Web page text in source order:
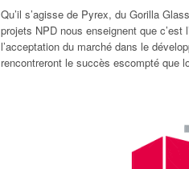
Qu’il s’agisse de Pyrex, du Gorilla
projets NPD nous enseignent que
l’acceptation du marché dans le
rencontreront le succès escompté que